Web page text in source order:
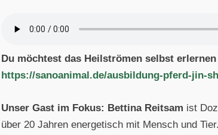
Du möchtest das Heilströmen selbst
https://sanoanimal.de/ausbildung-pferd-jin-
Unser Gast im Fokus: Bettina Reitsam ist
über 20 Jahren energetisch mit Mensch und